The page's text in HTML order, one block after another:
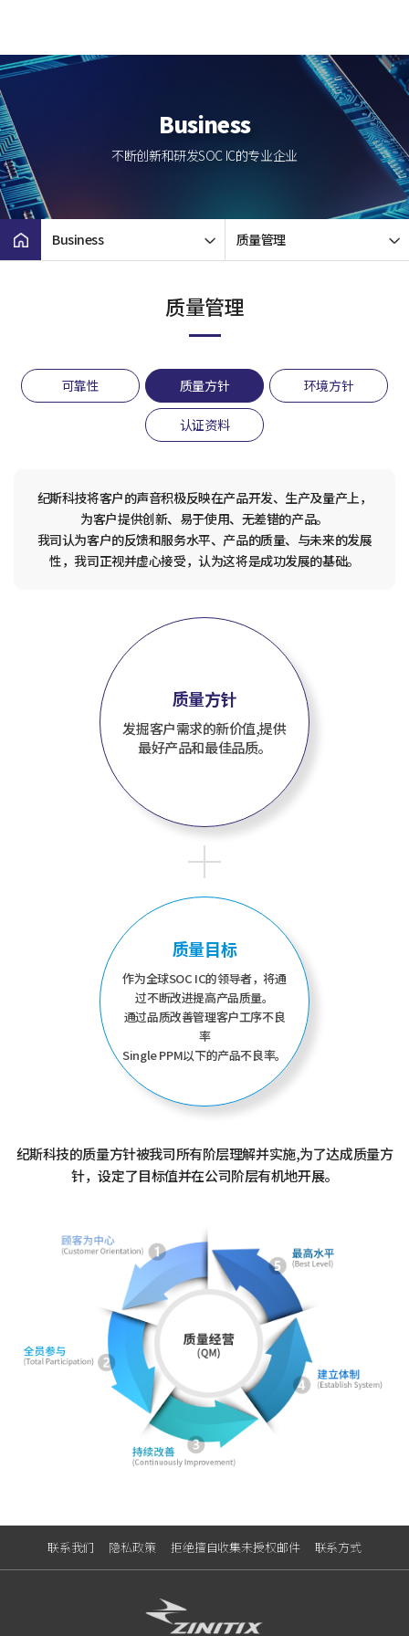
Business
不断创新和研发SOC IC的专业企业
Business 质量管理
质量管理
可靠性 质量方针 环境方针
认证资料
纪斯科技将客户的声音积极反映在产品开发、生产及量产上，
为客户提供创新、易于使用、无差错的产品。
我司认为客户的反馈和服务水平、产品的质量、与未来的发展
性，我司正视并虚心接受，认为这将是成功发展的基础。
质量方针
发掘客户需求的新价值,提供
最好产品和最佳品质。
质量目标
作为全球SOC IC的领导者，将通
过不断改进提高产品质量。
通过品质改善管理客户工序不良
率
Single PPM以下的产品不良率。
纪斯科技的质量方针被我司所有阶层理解并实施,为了达成质量方
针，设定了目标值并在公司阶层有机地开展。
联系我们 隐私政策 拒绝擅自收集未授权邮件 联系方式